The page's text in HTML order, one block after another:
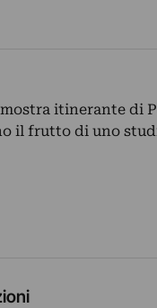
itinerante di
il frutto di uno